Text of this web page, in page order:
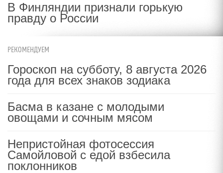
В Финляндии признали горькую
правду о России
РЕКОМЕНДУЕМ
Гороскоп на субботу, 8 августа 2026
года для всех знаков зодиака
Басма в казане с молодыми
овощами и сочным мясом
Непристойная фотосессия
Самойловой с едой взбесила
поклонников